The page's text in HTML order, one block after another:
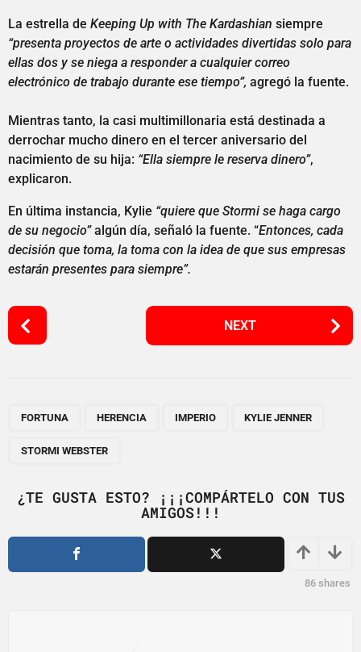
La estrella de Keeping Up with The Kardashian siempre
“presenta proyectos de arte o actividades divertidas solo para
ellas dos y se niega a responder a cualquier correo
electrónico de trabajo durante ese tiempo”, agregó la fuente.
Mientras tanto, la casi multimillonaria está destinada a
derrochar mucho dinero en el tercer aniversario del
nacimiento de su hija: “Ella siempre le reserva dinero”,
explicaron.
En última instancia, Kylie “quiere que Stormi se haga cargo
de su negocio”algún día, señaló la fuente. “Entonces, cada
decisión que toma, la toma con la idea de que sus empresas
estarán presentes para siempre”.
P
o
i
o
NEXT
FORTUNA HERENCIA IMPERIO KYLIE JENNER
STORMI WEBSTER
¿TE GUSTA ESTO? ¡¡¡COMPÁRTELO CON TUS
AMIGOS!!!
86 shares